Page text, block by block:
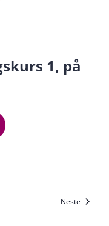
1, på
NesteKurs